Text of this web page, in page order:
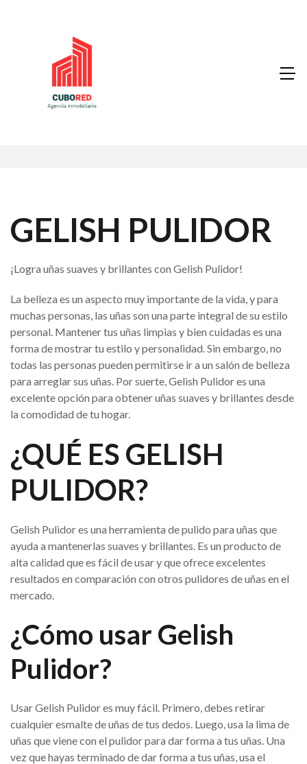
GELISH PULIDOR
¡Logra uñas suaves y brillantes con Gelish Pulidor!
La belleza es un aspecto muy importante de la vida, y para
muchas personas, las uñas son una parte integral de su estilo
personal. Mantener tus uñas limpias y bien cuidadas es una
forma de mostrar tu estilo y personalidad. Sin embargo, no
todas las personas pueden permitirse ir a un salón de belleza
para arreglar sus uñas. Por suerte, Gelish Pulidor es una
excelente opción para obtener uñas suaves y brillantes desde
la comodidad de tu hogar.
¿QUÉ ES GELISH
PULIDOR?
Gelish Pulidor es una herramienta de pulido para uñas que
ayuda a mantenerlas suaves y brillantes. Es un producto de
alta calidad que es fácil de usar y que ofrece excelentes
resultados en comparación con otros pulidores de uñas en el
mercado.
¿Cómo usar Gelish
Pulidor?
Usar Gelish Pulidor es muy fácil. Primero, debes retirar
cualquier esmalte de uñas de tus dedos. Luego, usa la lima de
uñas que viene con el pulidor para dar forma a tus uñas. Una
vez que hayas terminado de dar forma a tus uñas, usa el